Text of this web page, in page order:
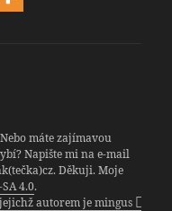
máte zajímavou
Napište mi na e-mail
Děkuji. Moje
SA 4.0.
autorem je mingus